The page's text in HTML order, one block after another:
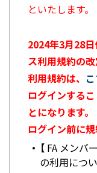
といたします。
2024年3月28
ス利用規約の
利用規約は、
ログインする
とになります。
ログイン前に
【 FA メン
の利用につ